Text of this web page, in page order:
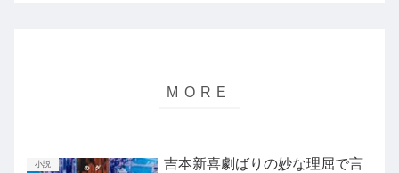
小説
吉本新喜劇ばりの妙な理屈で言